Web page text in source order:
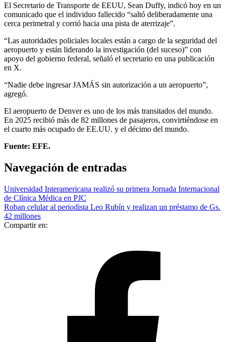
El Secretario de Transporte de EEUU, Sean Duffy, indicó hoy en un
comunicado que el individuo fallecido “saltó deliberadamente una
cerca perimetral y corrió hacia una pista de aterrizaje”.
“Las autoridades policiales locales están a cargo de la seguridad del
aeropuerto y están liderando la investigación (del suceso)” con
apoyo del gobierno federal, señaló el secretario en una publicación
en X.
“Nadie debe ingresar JAMÁS sin autorización a un aeropuerto”,
agregó.
El aeropuerto de Denver es uno de los más transitados del mundo.
En 2025 recibió más de 82 millones de pasajeros, convirtiéndose en
el cuarto más ocupado de EE.UU. y el décimo del mundo.
Fuente: EFE.
Navegación de entradas
Universidad Interamericana realizó su primera Jornada Internacional
de Clínica Médica en PJC
Roban celular al periodista Leo Rubín y realizan un préstamo de Gs.
42 millones
Compartir en: